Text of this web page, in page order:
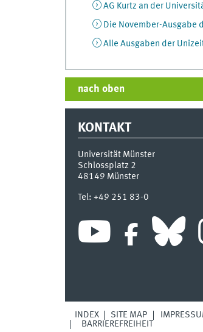
AG Kurtz an der
Die November-Ausgabe
Alle Ausgaben der
nach oben
KONTAKT
Universität Münster
Schlossplatz 2
48149 Münster
Tel: +49 251 83-0
INDEX SITE MAP
BARRIEREFREIHEIT